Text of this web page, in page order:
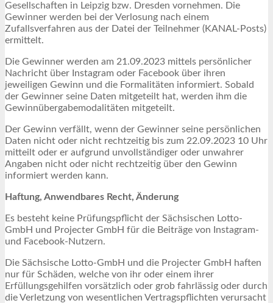
Gesellschaften in Leipzig bzw. Dresden vornehmen. Die
Gewinner werden bei der Verlosung nach einem
Zufallsverfahren aus der Datei der Teilnehmer (KANAL-Posts)
ermittelt.
Die Gewinner werden am 21.09.2023 mittels persönlicher
Nachricht über Instagram oder Facebook über ihren
jeweiligen Gewinn und die Formalitäten informiert. Sobald
der Gewinner seine Daten mitgeteilt hat, werden ihm die
Gewinnübergabemodalitäten mitgeteilt.
Der Gewinn verfällt, wenn der Gewinner seine persönlichen
Daten nicht oder nicht rechtzeitig bis zum 22.09.2023 10 Uhr
mitteilt oder er aufgrund unvollständiger oder unwahrer
Angaben nicht oder nicht rechtzeitig über den Gewinn
informiert werden kann.
Haftung, Anwendbares Recht, Änderung
Es besteht keine Prüfungspflicht der Sächsischen Lotto-
GmbH und Projecter GmbH für die Beiträge von Instagram-
und Facebook-Nutzern.
Die Sächsische Lotto-GmbH und die Projecter GmbH haften
nur für Schäden, welche von ihr oder einem ihrer
Erfüllungsgehilfen vorsätzlich oder grob fahrlässig oder durch
die Verletzung von wesentlichen Vertragspflichten verursacht